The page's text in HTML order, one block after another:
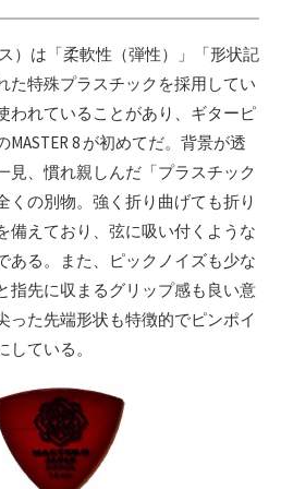
）は「柔軟性（弾性）」「形状記
た特殊プラスチックを採用してい
われていることがあり、ギターピ
8 が初めてだ。背景が透
見、慣れ親しんだ「プラスチック
くの別物。強く折り曲げても折り
備えており、弦に吸い付くような
ある。また、ピックノイズも少な
指先に収まるグリップ感も良い意
った先端形状も特徴的でピンポイ
ている。